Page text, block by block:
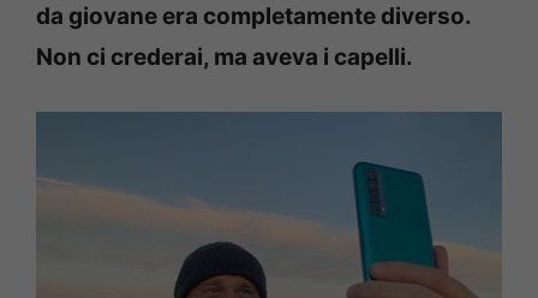
da giovane era completamente diverso.
Non ci crederai, ma aveva i capelli.